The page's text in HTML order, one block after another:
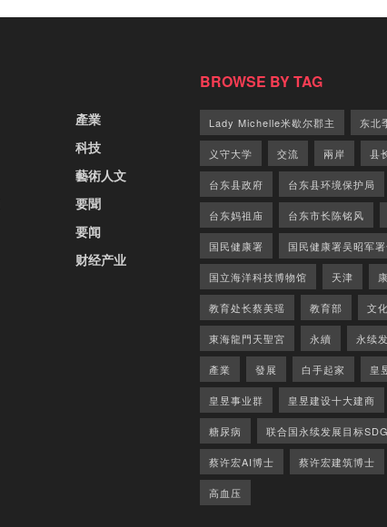
產業
科技
藝術人文
要聞
要闻
财经产业
BROWSE BY TAG
Lady Michelle米歇尔郡主 东北
义守大学 交流 兩岸 县
台东县政府 台东县环境保护局
台东妈祖庙 台东市长陈铭风
国民健康署 国民健康署吴昭军署
国立海洋科技博物馆 天津
教育处长蔡美瑶 教育部 文化
東海龍門天聖宮 永續 永续
產業 發展 白手起家 皇
皇昱事业群 皇昱建设十大建商
糖尿病 联合国永续发展目标
蔡许宏AI博士 蔡许宏建筑博士
高血压